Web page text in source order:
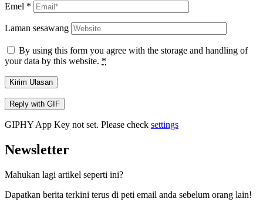
Emel *
Laman sesawang
By using this form you agree with the storage and handling of
your data by this website. *
Kirim Ulasan
Reply with GIF
GIPHY App Key not set. Please check settings
Newsletter
Mahukan lagi artikel seperti ini?
Dapatkan berita terkini terus di peti email anda sebelum orang lain!